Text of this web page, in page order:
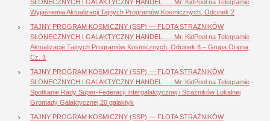
SŁONECZNYCH I GALAKTYCZNY HANDEL. … Mr. KidPool na Telegramie -
Wyjaśnienia Aktualizacji Tajnych Programów Kosmicznych, Odcinek 2
TAJNY PROGRAM KOSMICZNY (SSP) — FLOTA STRAŻNIKÓW
SŁONECZNYCH I GALAKTYCZNY HANDEL. … Mr. KidPool na Telegramie -
Aktualizacje Tajnych Programów Kosmicznych, Odcinek 8 – Grupa Oriona,
Cz. 1
TAJNY PROGRAM KOSMICZNY (SSP) — FLOTA STRAŻNIKÓW
SŁONECZNYCH I GALAKTYCZNY HANDEL. … Mr. KidPool na Telegramie -
Spotkanie Rady Super-Federacji Intergalaktycznej i Strażników Lokalnej
Gromady Galaktycznej 20 galaktyk
TAJNY PROGRAM KOSMICZNY (SSP) — FLOTA STRAŻNIKÓW